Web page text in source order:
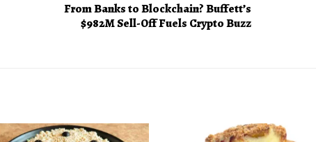
From Banks to Blockchain? Buffett’s
$982M Sell-Off Fuels Crypto Buzz